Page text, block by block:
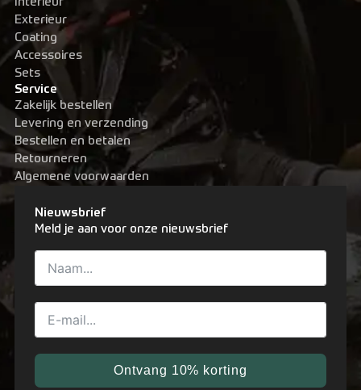
Exterieur
Coating
Accessoires
Sets
Service
Zakelijk bestellen
Levering en verzending
Bestellen en betalen
Retourneren
Algemene voorwaarden
Nieuwsbrief
Meld je aan voor onze nieuwsbrief
Ontvang 10% korting